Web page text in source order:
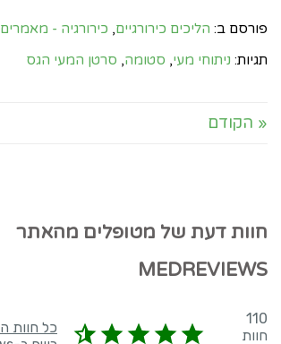
פורסם ב: הליכים כירורגיים, כירורגיה - מאמרים
תגיות: ניתוחי מעי, סטומה, סרטן המעי הגס
« הקודם
חוות דעת של מטופלים מהאתר
MEDREVIEWS